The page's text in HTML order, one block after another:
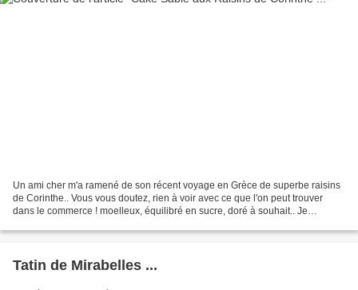
Un ami cher m'a ramené de son récent voyage en Grèce de superbe raisins
de Corinthe.. Vous vous doutez, rien à voir avec ce que l'on peut trouver
dans le commerce ! moelleux, équilibré en sucre, doré à souhait.. Je
Tatin de Mirabelles ...